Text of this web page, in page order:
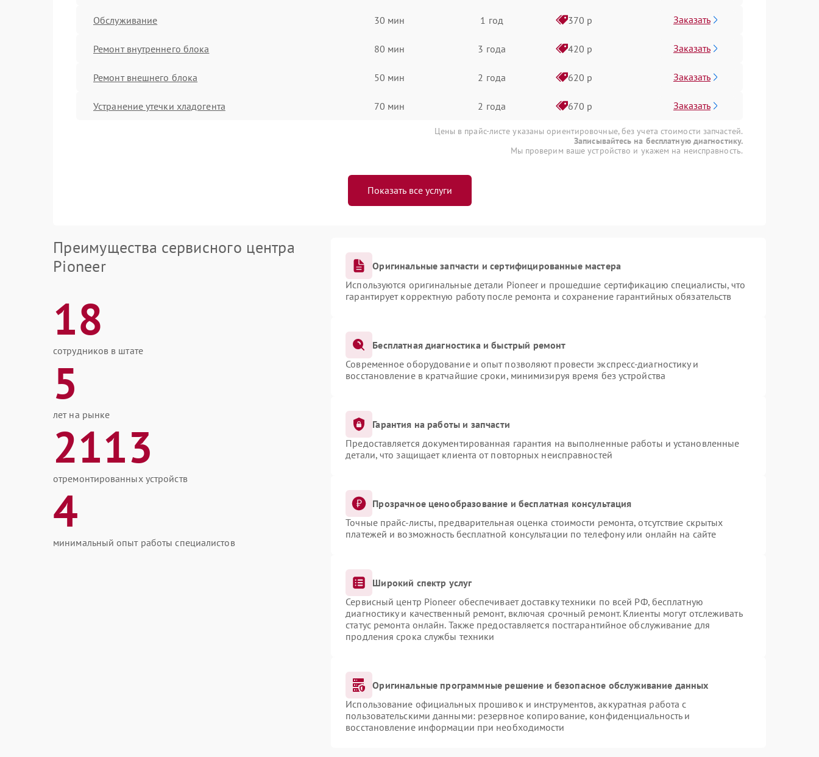
Обслуживание 30 мин 1 год 370 р Заказать
Ремонт внутреннего блока 80 мин 3 года 420 р Заказать
Ремонт внешнего блока 50 мин 2 года 620 р Заказать
Устранение утечки хладогента 70 мин 2 года 670 р Заказать
Цены в прайс-листе указаны ориентировочные, без учета стоимости запчастей.
Записывайтесь на бесплатную диагностику.
Мы проверим ваше устройство и укажем на неисправность.
Показать все услуги
Преимущества сервисного центра
Pioneer
18
сотрудников в штате
5
лет на рынке
2113
отремонтированных устройств
4
минимальный опыт работы специалистов
Оригинальные запчасти и сертифицированные мастера
Используются оригинальные детали Pioneer и прошедшие сертификацию специалисты, что
гарантирует корректную работу после ремонта и сохранение гарантийных обязательств
Бесплатная диагностика и быстрый ремонт
Современное оборудование и опыт позволяют провести экспресс-диагностику и
восстановление в кратчайшие сроки, минимизируя время без устройства
Гарантия на работы и запчасти
Предоставляется документированная гарантия на выполненные работы и установленные
детали, что защищает клиента от повторных неисправностей
Прозрачное ценообразование и бесплатная консультация
Точные прайс-листы, предварительная оценка стоимости ремонта, отсутствие скрытых
платежей и возможность бесплатной консультации по телефону или онлайн на сайте
Широкий спектр услуг
Сервисный центр Pioneer обеспечивает доставку техники по всей РФ, бесплатную
диагностику и качественный ремонт, включая срочный ремонт. Клиенты могут отслеживать
статус ремонта онлайн. Также предоставляется постгарантийное обслуживание для
продления срока службы техники
Оригинальные программные решение и безопасное обслуживание данных
Использование официальных прошивок и инструментов, аккуратная работа с
пользовательскими данными: резервное копирование, конфиденциальность и
восстановление информации при необходимости